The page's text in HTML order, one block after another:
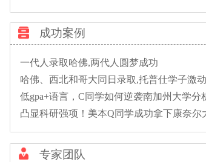
成功案例
一代人录取哈佛,两代人圆梦成功
哈佛、西北和哥大同日录取,托普仕学子激
低gpa+语言，C同学如何逆袭南加州大学分
凸显科研强项！美本Q同学成功拿下康奈尔
专家团队